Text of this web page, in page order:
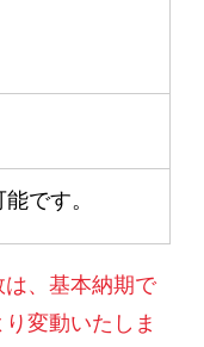
です。
、基本納期で
変動いたしま